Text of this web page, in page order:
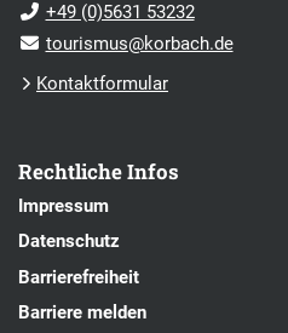
+49 (0)5631 53232
tourismus@korbach.de
Kontaktformular
Rechtliche Infos
Impressum
Datenschutz
Barrierefreiheit
Barriere melden